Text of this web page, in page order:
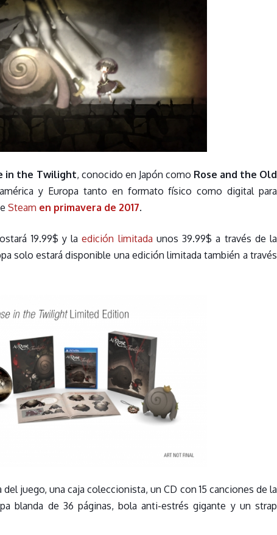
in the Twilight, conocido en Japón como Rose and the Old
y Europa tanto en formato físico como digital para
Steam en primavera de 2017.
19.99$ y la edición limitada unos 39.99$ a través de la
solo estará disponible una edición limitada también a través
del juego, una caja coleccionista, un CD con 15 canciones de la
blanda de 36 páginas, bola anti-estrés gigante y un strap